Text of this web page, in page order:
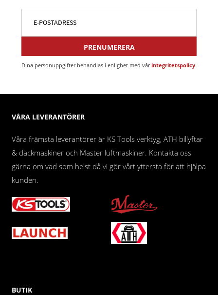
PRENUMERERA
Dina personuppgifter behandlas i enlighet med vårintegritetspolicy.
VÅRA LEVERANTÖRER
Våra främsta leverantörer är KS Tools verktyg, ATH billyftar
& däckmaskiner och Master luftmaskiner. Kontakta oss
gärna om vad som helst då vi gör vårt yttersta för att hjälpa
kunden.
BUTIK